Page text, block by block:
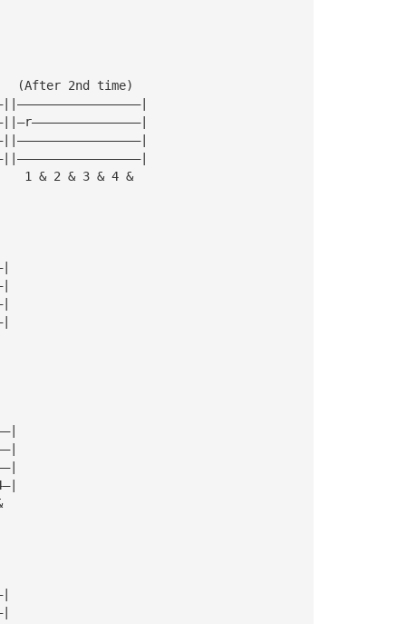
(After 2nd time)
1 & 2 & 3 & 4 &